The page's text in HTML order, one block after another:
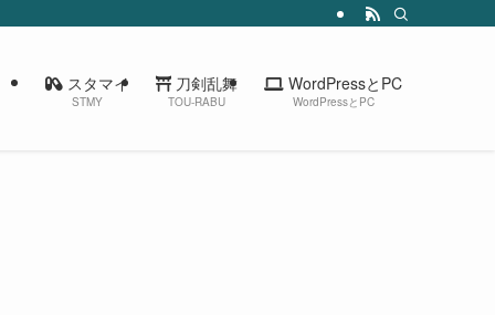
スタマイ
STMY
刀剣乱舞
TOU-RABU
WordPressとPC
WordPressとPC